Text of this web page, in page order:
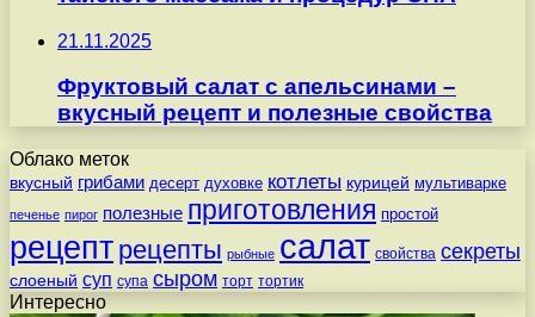
21.11.2025
Фруктовый салат с апельсинами –
вкусный рецепт и полезные свойства
Облако меток
вкусный грибами десерт духовке котлеты курицей мультиварке
печенье пирог полезные приготовления простой
рецепт рецепты рыбные салат свойства секреты
слоеный суп супа сыром торт тортик
Интересно